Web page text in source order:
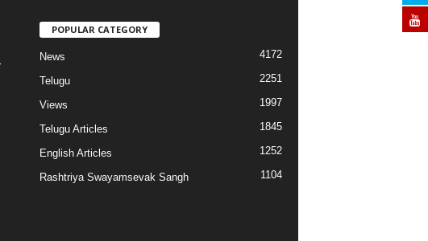
POPULAR CATEGORY
News 4172
Telugu 2251
Views 1997
Telugu Articles 1845
English Articles 1252
Rashtriya Swayamsevak Sangh 1104